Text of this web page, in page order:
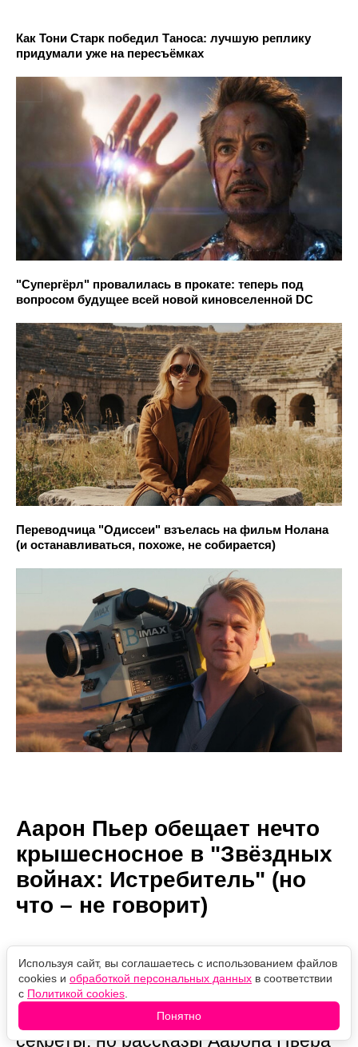
Как Тони Старк победил Таноса: лучшую реплику
придумали уже на пересъёмках
"Супергёрл" провалилась в прокате: теперь под
вопросом будущее всей новой киновселенной DC
Переводчица "Одиссеи" взъелась на фильм Нолана
(и останавливаться, похоже, не собирается)
Аарон Пьер обещает нечто
крышесносное в "Звёздных
войнах: Истребитель" (но
что – не говорит)
08.08.2026
09:54
редакцией
Александр Иванов
«Звёздные войны: Звёздный
истребитель» пока хранит свои
секреты, но рассказы Аарона Пьера
Используя сайт, вы соглашаетесь с использованием файлов
cookies и обработкой персональных данных в соответствии
с Политикой cookies
Понятно